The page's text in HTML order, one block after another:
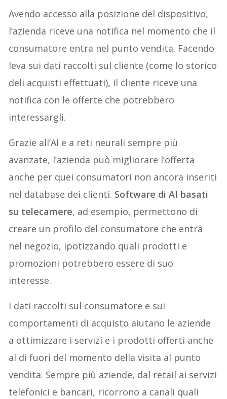
Avendo accesso alla posizione del dispositivo,
l’azienda riceve una notifica nel momento che il
consumatore entra nel punto vendita. Facendo
leva sui dati raccolti sul cliente (come lo storico
deli acquisti effettuati), il cliente riceve una
notifica con le offerte che potrebbero
interessargli.
Grazie all’AI e a reti neurali sempre più
avanzate, l’azienda può migliorare l’offerta
anche per quei consumatori non ancora inseriti
nel database dei clienti. Software di AI basati
su telecamere, ad esempio, permettono di
creare un profilo del consumatore che entra
nel negozio, ipotizzando quali prodotti e
promozioni potrebbero essere di suo
interesse.
I dati raccolti sul consumatore e sui
comportamenti di acquisto aiutano le aziende
a ottimizzare i servizi e i prodotti offerti anche
al di fuori del momento della visita al punto
vendita. Sempre più aziende, dal retail ai servizi
telefonici e bancari, ricorrono a canali quali